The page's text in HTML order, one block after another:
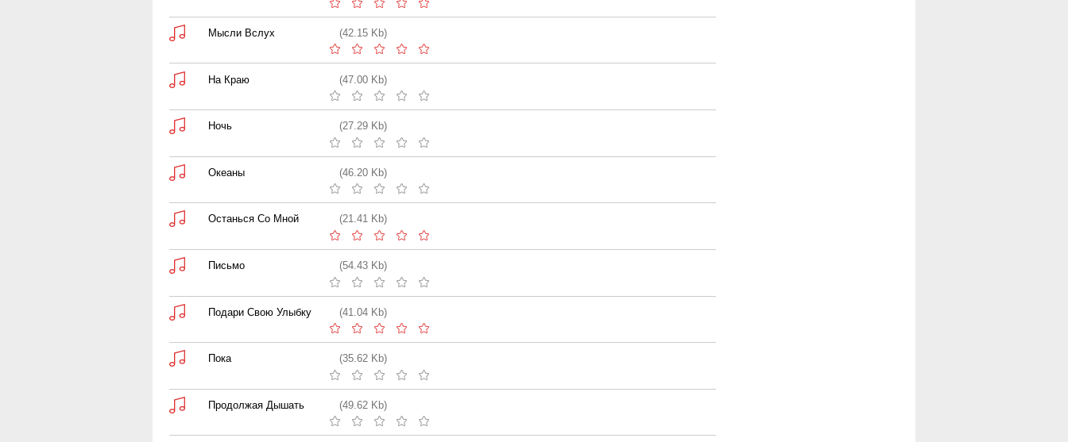
Мысли Вслух (42.15 Kb)
На Краю (47.00 Kb)
Ночь (27.29 Kb)
Океаны (46.20 Kb)
Останься Со Мной (21.41 Kb)
Письмо (54.43 Kb)
Подари Свою Улыбку (41.04 Kb)
Пока (35.62 Kb)
Продолжая Дышать (49.62 Kb)